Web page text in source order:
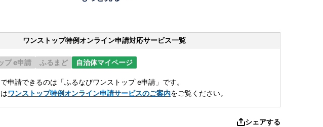
ワンストップ特例オンライン申請対応サービス一覧
プ e申請 ふるまど 自治体マイページ
申請できるのは「ふるなびワンストップ e申請」です。
ワンストップ特例オンライン申請サービスのご案内をご覧ください。
シェアする